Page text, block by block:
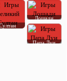
Лошади
Папа Луи